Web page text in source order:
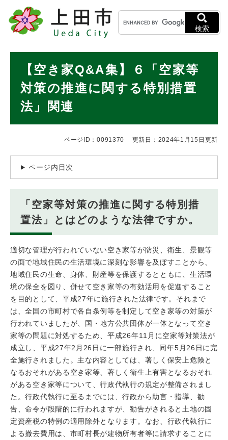
メニューを飛ばして本文へ
キ
ー
ワ
検
検索
【空き家Q&A集】６「空家等
対策の推進に関する特別措置
法」関連
ページID：0091370 更新日：2024年1月15日更新
ページ内目次
「空家等対策の推進に関する特別措
置法」とはどのような法律ですか。
適切な管理が行われていない空き家等が防災、衛生、景観等
の面で地域住民の生活環境に深刻な影響を及ぼすことから、
地域住民の生命、身体、財産等を保護するとともに、生活環
境の保全を図り、併せて空き家等の有効活用を促進すること
を目的として、平成27年に施行された法律です。それまで
は、全国の市町村で各自条例等を制定して空き家等の対策が
行われていましたが、国・地方公共団体が一体となって空き
家等の問題に対処するため、平成26年11月に空家等対策法が
成立し、平成27年2月26日に一部施行され、同年5月26日に完
全施行されました。主な内容としては、著しく保安上危険と
なるおそれがある空き家等、著しく衛生上有害となるおそれ
がある空き家等について、行政代執行の規定が整備されまし
た。行政代執行に至るまでには、行政から助言・指導、勧
告、命令が段階的に行われますが、勧告がされると土地の固
定資産税の特例の適用除外となります。なお、行政代執行に
よる撤去費用は、市町村⾧が建物所有者等に請求することに